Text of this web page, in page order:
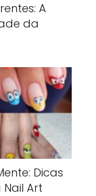
A
da
Dicas
Art